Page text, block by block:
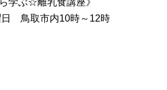
学ぶ☆離乳食講座》
鳥取市内10時～12時